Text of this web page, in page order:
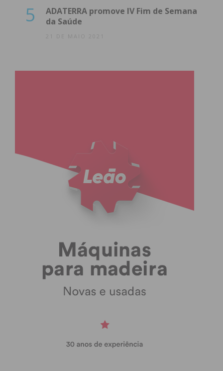
5
ADATERRA promove IV Fim de Semana
da Saúde
21 DE MAIO 2021